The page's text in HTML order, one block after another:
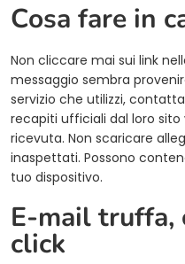
Cosa fare in
Non cliccare mai sui link
messaggio sembra
servizio che utilizzi,
recapiti ufficiali dal loro sito
ricevuta. Non scaricare
inaspettati. Possono
tuo dispositivo.
E-mail truffa,
click